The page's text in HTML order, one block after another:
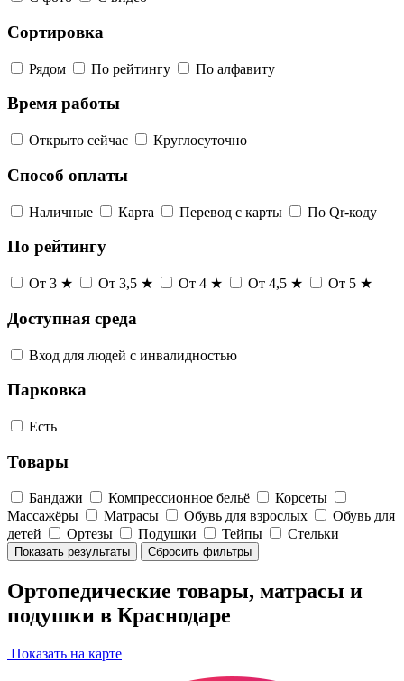
Сортировка
Рядом По рейтингу По алфавиту
Время работы
Открыто сейчас Круглосуточно
Способ оплаты
Наличные Карта Перевод с карты По Qr-коду
По рейтингу
От 3 ★ От 3,5 ★ От 4 ★ От 4,5 ★ От 5 ★
Доступная среда
Вход для людей с инвалидностью
Парковка
Есть
Товары
Бандажи Компрессионное бельё
Корсеты
Массажёры
Матрасы Обувь для взрослых
Обувь для
детей
Ортезы Подушки Тейпы Стельки
Показать результаты Сбросить фильтры
Ортопедические товары, матрасы и
подушки в Краснодаре
Показать на карте